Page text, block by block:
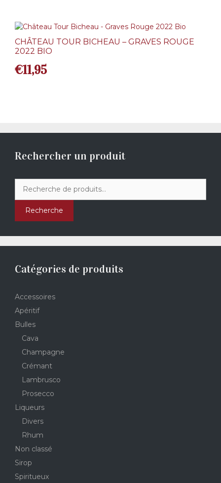
CHÂTEAU TOUR BICHEAU – GRAVES ROUGE
2022 BIO
€11,95
Rechercher un produit
pour :
Recherche
Catégories de produits
Accessoires
Apéritif
Bulles
Cava
Champagne
Crémant
Lambrusco
Prosecco
Liqueurs
Divers
Rhum
Non classé
Sirop
Spiritueux